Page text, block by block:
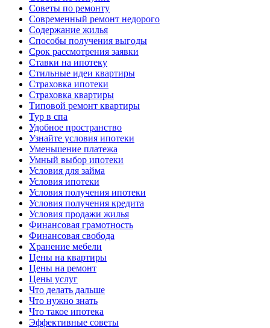
Советы по ремонту
Современный ремонт недорого
Содержание жилья
Способы получения выгоды
Срок рассмотрения заявки
Ставки на ипотеку
Стильные идеи квартиры
Страховка ипотеки
Страховка квартиры
Типовой ремонт квартиры
Тур в спа
Удобное пространство
Узнайте условия ипотеки
Уменьшение платежа
Умный выбор ипотеки
Условия для займа
Условия ипотеки
Условия получения ипотеки
Условия получения кредита
Условия продажи жилья
Финансовая грамотность
Финансовая свобода
Хранение мебели
Цены на квартиры
Цены на ремонт
Цены услуг
Что делать дальше
Что нужно знать
Что такое ипотека
Эффективные советы